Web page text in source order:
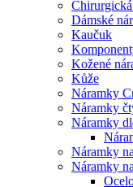
Dámské
Kaučuk
Kožené
Kůže
Náramky
Náramky
Náramky
Náramky
Náramky